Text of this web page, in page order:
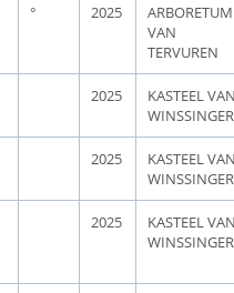
° 2025
ARBORETUM
VAN
TERVUREN
2025
KASTEEL
WINSSINGER
2025
KASTEEL
WINSSINGER
2025
KASTEEL
WINSSINGER